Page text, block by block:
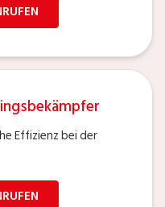
Effizienz bei der